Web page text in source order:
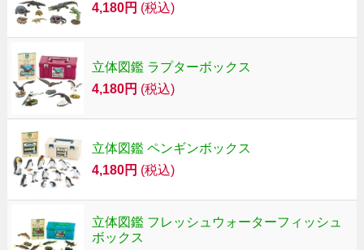
4,180円 (税込)
立体図鑑 ラプターボックス
4,180円 (税込)
立体図鑑 ペンギンボックス
4,180円 (税込)
立体図鑑 フレッシュウォーターフィッシュ
ボックス